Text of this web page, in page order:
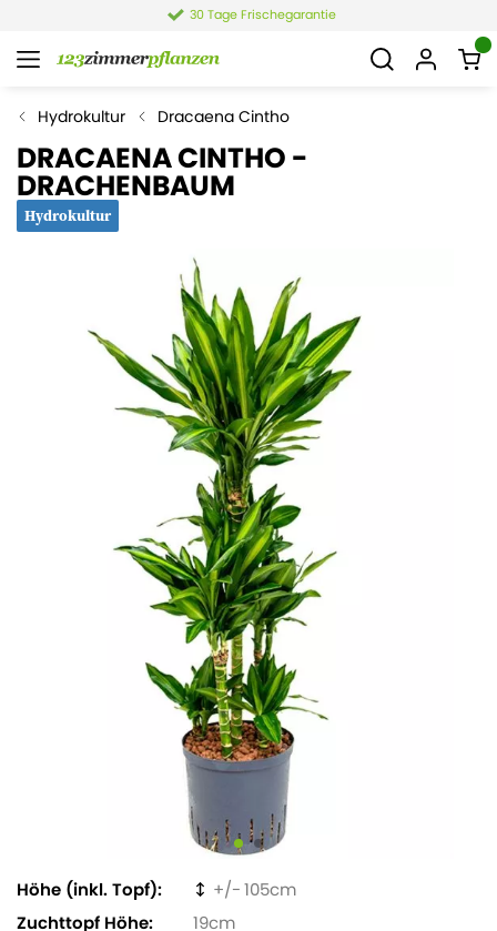
4,4 von 6.021 Bewertungen
Hydrokultur Dracaena Cintho
DRACAENA CINTHO -
DRACHENBAUM
Hydrokultur
Höhe (inkl. Topf)
105
Zuchttopf Höhe
19